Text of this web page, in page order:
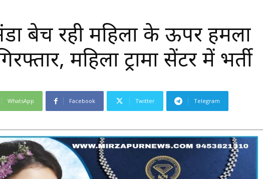
•
Hindi
बेच रही महिला के ऊपर हमला
महिला ट्रामा सेंटर में भर्ती
WhatsApp Facebook Twitter Telegram